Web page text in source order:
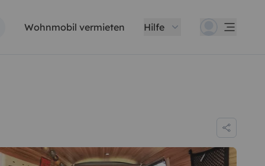
Wohnmobil vermieten Hilfe